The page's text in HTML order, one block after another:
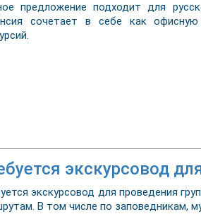
предложение подходит для
сочетает в себе как
экскурсовод
экскурсовод для проведения
В том числе по заповедникам,